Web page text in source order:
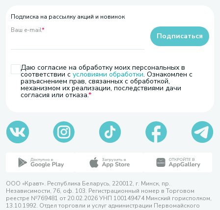
Подписка на рассылку акций и новинок
Ваш e-mail*
Даю согласие на обработку моих персональных в
соответствии с условиями обработки. Ознакомлен с
разъяснением прав, связанных с обработкой,
механизмом их реализации, последствиями дачи
согласия или отказа.
Подписаться
ООО «Кравт». Республика Беларусь, 220012, г. Минск, пр.
Независимости, 76, оф. 103. Регистрационный номер в Торговом
реестре №769481 от 20.02.2026 УНП 100149474 Минский горисполком,
13.10.1992. Отдел торговли и услуг администрации Первомайского